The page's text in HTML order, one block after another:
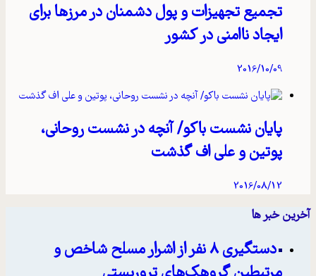
تجمیع تجهیزات و پول دشمنان در مرزها برای
ایجاد ناامنی در کشور
2016/10/09
پایان نشست باکو/ آنچه در نشست روحانی،
پوتین و علی اف گذشت
2016/08/12
آخرین خبر ها
دستگیری ۸ نفر از اشرار مسلح شاخص و